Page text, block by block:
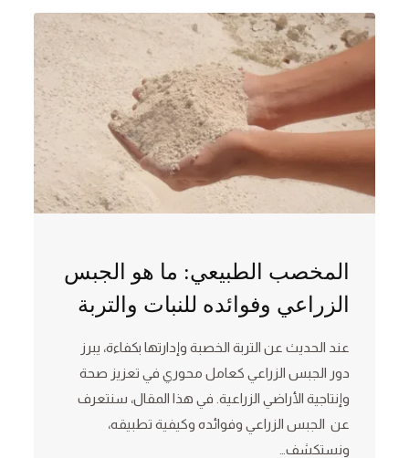
المخصب الطبيعي: ما هو الجبس
الزراعي وفوائده للنبات والتربة
عند الحديث عن التربة الخصبة وإدارتها بكفاءة، يبرز
دور الجبس الزراعي كعامل محوري في تعزيز صحة
وإنتاجية الأراضي الزراعية. في هذا المقال، سنتعرف
عن الجبس الزراعي وفوائده وكيفية تطبيقه،
ونستكشف…